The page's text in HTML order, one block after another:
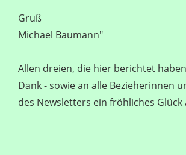
Gruß
Michael Baumann"
Allen dreien, die hier berichtet
Dank - sowie an alle Bezieherinnen
des Newsletters ein fröhliches Glück